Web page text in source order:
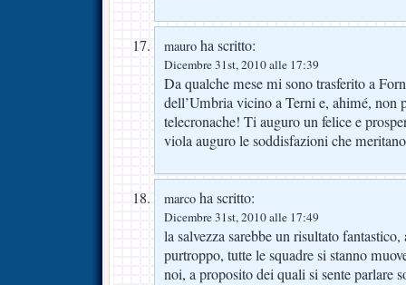
mauro ha scritto:
Dicembre 31st, 2010 alle 17:39
Da qualche mese mi sono trasferito a
dell’Umbria vicino a Terni e, ahimé, non
telecronache! Ti auguro un felice e
viola auguro le soddisfazioni che
marco ha scritto:
Dicembre 31st, 2010 alle 17:49
la salvezza sarebbe un risultato
purtroppo, tutte le squadre si stanno
noi, a proposito dei quali si sente parlare